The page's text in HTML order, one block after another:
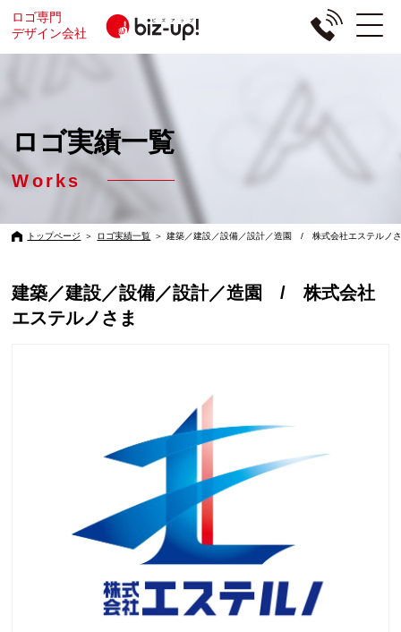
ロゴ専門
デザイン会社
ロゴ実績一覧
Works
トップページ ＞ ロゴ実績一覧 ＞ 建築／建設／設備／設計／造園 / 株式会社エステルノ
建築／建設／設備／設計／造園 / 株式会社
エステルノさま